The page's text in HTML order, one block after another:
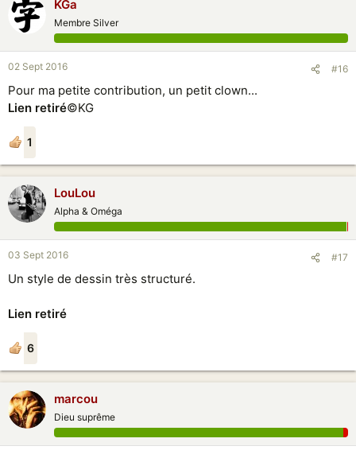
KGa
Membre Silver
02 Sept 2016 #16
Pour ma petite contribution, un petit clown...
Lien retiré©KG
1
LouLou
Alpha & Oméga
03 Sept 2016 #17
Un style de dessin très structuré.
Lien retiré
6
marcou
Dieu suprême